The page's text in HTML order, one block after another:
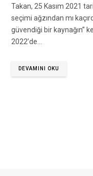
Takan, 25 Kasım 2021
seçimi ağzından mı
güvendiği bir kaynağın”
2022’de…
DEVAMINI OKU